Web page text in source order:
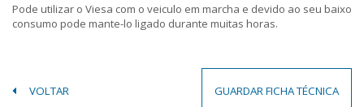
Pode utilizar o Viesa com o veiculo em marcha e devido ao seu baixo
consumo pode mante-lo ligado durante muitas horas.
VOLTAR GUARDAR FICHA TÉCNICA